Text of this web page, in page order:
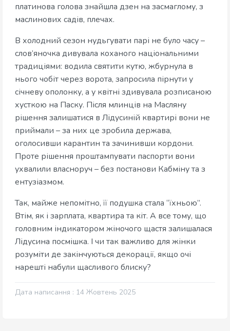
платинова голова знайшла дзен на засмаглому, з
маслинових садів, плечах.
В холодний сезон нудьгувати парі не було часу –
слов’яночка дивувала коханого національними
традиціями: водила святити кутю, жбурнула в
нього чобіт через ворота, запросила пірнути у
січневу ополонку, а у квітні здивувала розписаною
хусткою на Паску. Після млинців на Масляну
рішення залишатися в Лідусиній квартирі вони не
приймали – за них це зробила держава,
оголосивши карантин та зачинивши кордони.
Проте рішення проштампувати паспорти вони
ухвалили власноруч – без постанови Кабміну та з
ентузіазмом.
Так, майже непомітно, її подушка стала “їхньою”.
Втім, як і зарплата, квартира та кіт. А все тому, що
головним індикатором жіночого щастя залишалася
Лідусина посмішка. І чи так важливо для жінки
розуміти де закінчуються декорації, якщо очі
нарешті набули щасливого блиску?
Дата написання : 14 Жовтень 2025